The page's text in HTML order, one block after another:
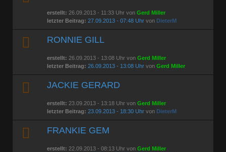
erstellt: 26.09.2013 - 11:33 Uhr vonGerd Miller
letzter Beitrag: 27.09.2013 - 07:48 Uhr von DieterM
RONNIE GILL
erstellt: 26.09.2013 - 13:08 Uhr vonGerd Miller
letzter Beitrag: 26.09.2013 - 13:08 Uhr vonGerd Miller
JACKIE GERARD
erstellt: 23.09.2013 - 13:18 Uhr vonGerd Miller
letzter Beitrag: 23.09.2013 - 18:30 Uhr von DieterM
FRANKIE GEM
erstellt: 22.09.2013 - 08:13 Uhr vonGerd Miller